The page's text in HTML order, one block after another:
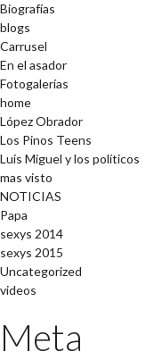
Biografías
blogs
Carrusel
En el asador
Fotogalerías
home
López Obrador
Los Pinos Teens
Luis Miguel y los políticos
mas visto
NOTICIAS
Papa
sexys 2014
sexys 2015
Uncategorized
videos
Meta